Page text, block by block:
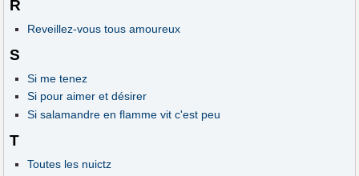
R
Reveillez-vous tous amoureux
S
Si me tenez
Si pour aimer et désirer
Si salamandre en flamme vit c'est peu
T
Toutes les nuictz